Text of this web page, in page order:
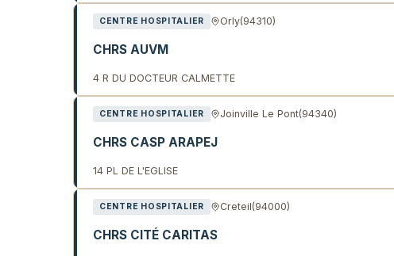
CENTRE HOSPITALIER Orly(94310)
CHRS AUVM
4 R DU DOCTEUR CALMETTE
CENTRE HOSPITALIER Joinville Le Pont(94340)
CHRS CASP ARAPEJ
14 PL DE L'EGLISE
CENTRE HOSPITALIER Creteil(94000)
CHRS CITÉ CARITAS